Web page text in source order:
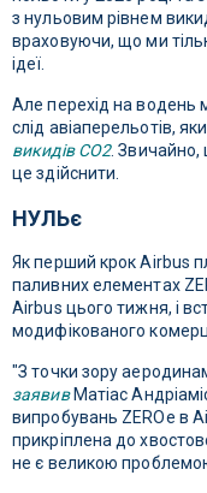
з нульовим рівнем
враховуючи, що ми
ідеї.
Але перехід на водень
слід авіаперельотів,
викидів CO2. Звичайно,
це здійснити.
НУЛЬє
Як перший крок Airbus
паливних елементах
Airbus цього тижня, і
модифікованого
"З точки зору
заявивМатіас
випробувань ZEROe в
прикріплена до
не є великою